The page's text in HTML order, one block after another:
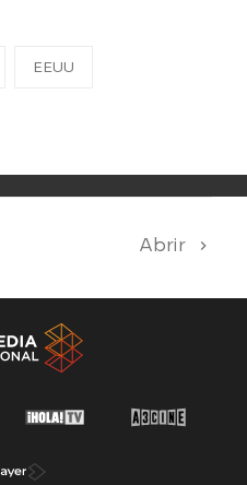
EEUU
Abrir
El Hormiguero
Pasapalabra